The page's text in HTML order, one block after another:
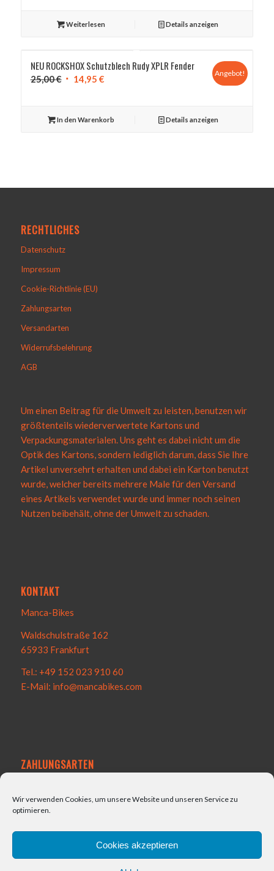
Wir verwenden Cookies, um unsere Website und unseren Service zu
optimieren.
Cookies akzeptieren
war:
Weiterlesen Details anzeigen
NEU ROCKSHOX Schutzblech Rudy XPLR Fender
25,00€ Ursprünglicher
25,00 €
14,95 €Aktueller
14,95 €.
Angebot!
In den Warenkorb Details anzeigen
RECHTLICHES
Datenschutz
Impressum
Cookie-Richtlinie (EU)
Zahlungsarten
Versandarten
Widerrufsbelehrung
AGB
Um einen Beitrag für die Umwelt zu leisten, benutzen wir
größtenteils wiederverwertete Kartons und
Verpackungsmaterialen. Uns geht es dabei nicht um die
Optik des Kartons, sondern lediglich darum, dass Sie Ihre
Artikel unversehrt erhalten und dabei ein Karton benutzt
wurde, welcher bereits mehrere Male für den Versand
eines Artikels verwendet wurde und immer noch seinen
Nutzen beibehält, ohne der Umwelt zu schaden.
KONTAKT
Manca-Bikes
Waldschulstraße 162
65933 Frankfurt
Tel.: +49 152 023 910 60
E-Mail: info@mancabikes.com
ZAHLUNGSARTEN